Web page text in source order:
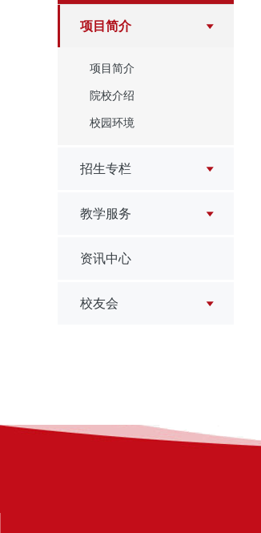
项目简介
项目简介
院校介绍
校园环境
招生专栏
教学服务
资讯中心
校友会